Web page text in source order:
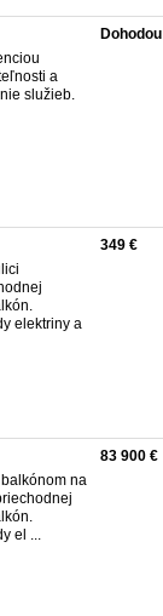
a
služieb.
Dohodou
elektriny a
349 €
na
el ...
83 900 €